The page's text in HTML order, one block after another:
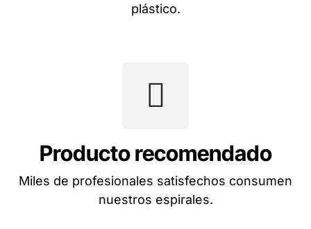
plástico.
Producto recomendado
Miles de profesionales satisfechos consumen
nuestros espirales.